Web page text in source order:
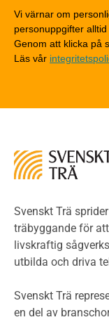
Detaljlösningar
Träytors
Tekniska
Riskvärdering
Miljöeffekter
LCA
Termer och
Planering
Projektering
Vi värnar om
personuppgifter
Genom att klicka på
Läs vår
Svenskt Trä
träbyggande för
livskraftig
utbilda och driva
Svenskt Trä
en del av